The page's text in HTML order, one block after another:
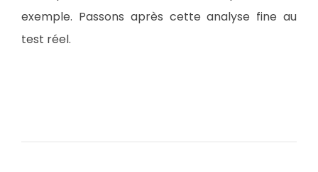
exemple. Passons après cette analyse fine au
test réel.